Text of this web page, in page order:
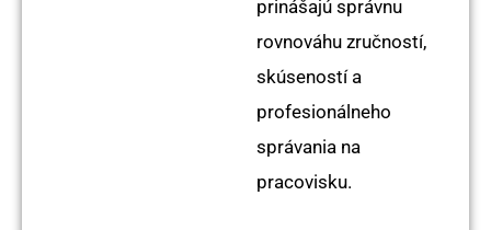
prinášajú správnu
rovnováhu zručností,
skúseností a
profesionálneho
správania na
pracovisku.